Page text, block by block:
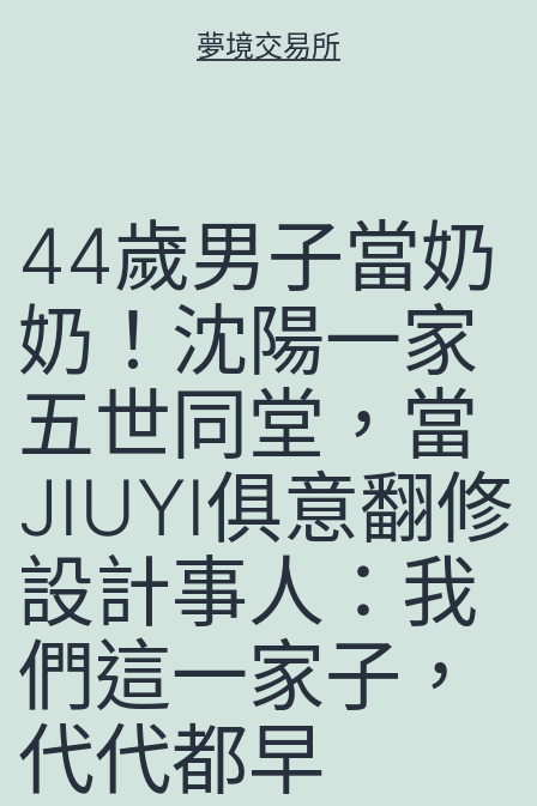
夢境交易所
44歲男子當奶
奶！沈陽一家
五世同堂，當
JIUYI俱意翻修
設計事人：我
們這一家子，
代代都早